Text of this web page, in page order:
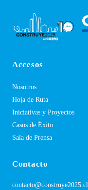
Accesos
Nosotros
Hoja de Ruta
Iniciativas y Proyectos
Casos de Éxito
Sala de Prensa
Contacto
contacto@construye2025.cl